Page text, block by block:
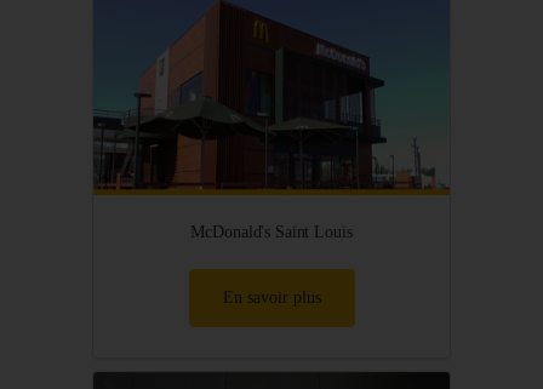
McDonald's Saint Louis
En savoir plus